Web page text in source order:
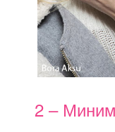
2 –